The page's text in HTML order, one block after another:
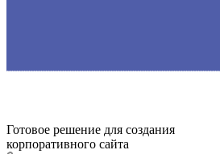
Готовое решение для создания
корпоративного сайта